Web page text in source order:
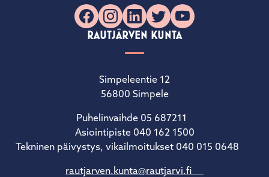
Facebook
Instagram
LinkedIn
X YouTube
RAUTJÄRVEN KUNTA
Simpeleentie 12
56800 Simpele
Puhelinvaihde 05 687211
Asiointipiste 040 162 1500
Tekninen päivystys, vikailmoitukset 040 015 0648
rautjarven.kunta@rautjarvi.fi